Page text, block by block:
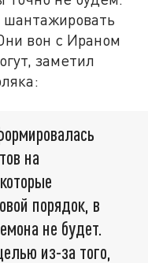
вон с Ираном
заметил
на
порядок, в
не будет.
из-за того,